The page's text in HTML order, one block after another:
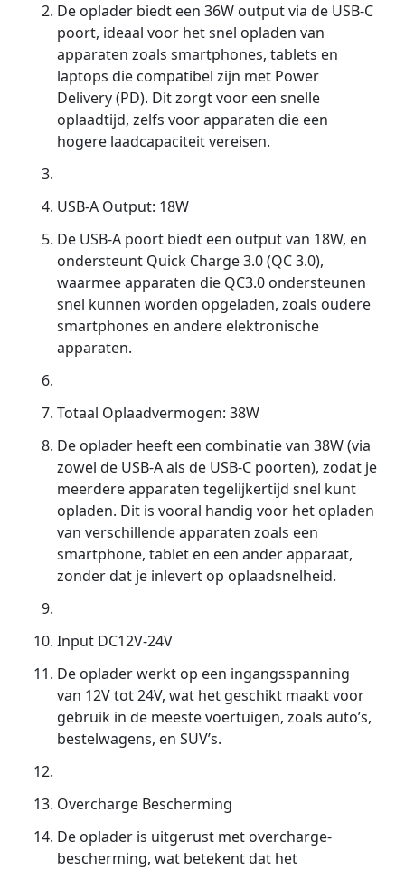
De oplader biedt een 36W output via de USB-C
poort, ideaal voor het snel opladen van
apparaten zoals smartphones, tablets en
laptops die compatibel zijn met Power
Delivery (PD). Dit zorgt voor een snelle
oplaadtijd, zelfs voor apparaten die een
hogere laadcapaciteit vereisen.
USB-A Output: 18W
De USB-A poort biedt een output van 18W, en
ondersteunt Quick Charge 3.0 (QC 3.0),
waarmee apparaten die QC3.0 ondersteunen
snel kunnen worden opgeladen, zoals oudere
smartphones en andere elektronische
apparaten.
Totaal Oplaadvermogen: 38W
De oplader heeft een combinatie van 38W (via
zowel de USB-A als de USB-C poorten), zodat je
meerdere apparaten tegelijkertijd snel kunt
opladen. Dit is vooral handig voor het opladen
van verschillende apparaten zoals een
smartphone, tablet en een ander apparaat,
zonder dat je inlevert op oplaadsnelheid.
Input DC12V-24V
De oplader werkt op een ingangsspanning
van 12V tot 24V, wat het geschikt maakt voor
gebruik in de meeste voertuigen, zoals auto’s,
bestelwagens, en SUV’s.
Overcharge Bescherming
De oplader is uitgerust met overcharge-
bescherming, wat betekent dat het